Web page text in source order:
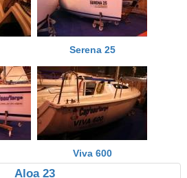
Serena 25
Viva 600
Aloa 23